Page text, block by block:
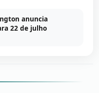
anuncia
22 de julho